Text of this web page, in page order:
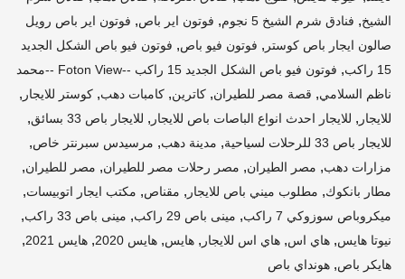
الشيخ, فنادق شرم الشيخ 5 نجوم , فوتون اير باص, فوتون اير باص رويل
صالون ايجار باص كوستر , فوتون فيو باص, فوتون فيو باص الشكل الجديد
15 راكب
,
فوتون فيو باص الشكل الجديد 15 راكب --Foton View --محمد
ناظم السلامي, قصة مصر للطيران, كاترين, كامبات دهب, كوستر للايجار ,
للايجار , للايجار احدث انواع الباصات باص للايجار , للايجار باص 33 بسائق ,
للايجار باص 33 للرحلات لسياحية , مدينة دهب, مرسيدس سبرنتر خاص,
مزارات دهب, مصر الطيران, مصر رحلات مصر للطيران, مصر للطيران,
مطار بانكوك, مطلوب ميني باص للايجار , مقناص, مكتب ايجار اتوبيسات,
ميكروباص سوزوكي 7 راكب , مينى باص 29 راكب , مينى باص 33 راكب ,
نيوتا هايس, هاي اس, هاي اس للايجار , هايس, هايس 2020 , هايس 2021 ,
هايكر باص, هونداي باص